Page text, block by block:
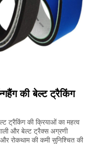
की बेल्ट ट्रैकिंग
ट्रैकिंग की क्रियाओं का महत्व
और बेल्ट ट्रैक्स अग्रणी
रोकथाम की कमी सुनिश्चित की